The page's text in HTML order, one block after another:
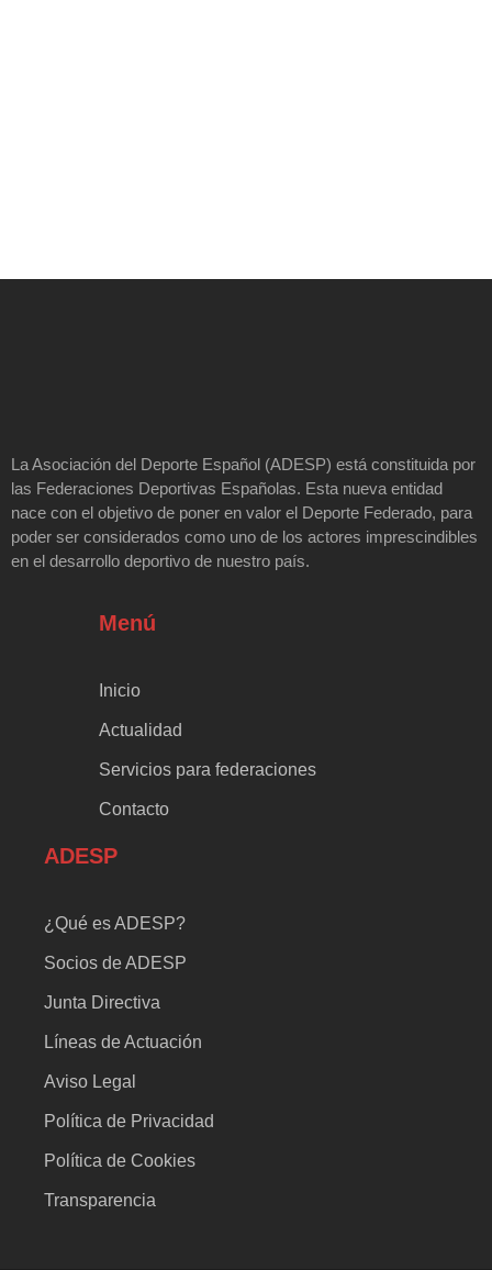
La Asociación del Deporte Español (ADESP) está constituida por
las Federaciones Deportivas Españolas. Esta nueva entidad
nace con el objetivo de poner en valor el Deporte Federado, para
poder ser considerados como uno de los actores imprescindibles
en el desarrollo deportivo de nuestro país.
Menú
Inicio
Actualidad
Servicios para federaciones
Contacto
ADESP
¿Qué es ADESP?
Socios de ADESP
Junta Directiva
Líneas de Actuación
Aviso Legal
Política de Privacidad
Política de Cookies
Transparencia